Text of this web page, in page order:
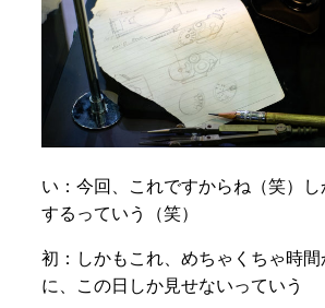
い： 今回、これですからね（笑）
するっていう（笑）
初： しかもこれ、めちゃくちゃ時
に、
この日しか見せないっていう